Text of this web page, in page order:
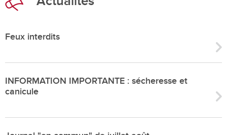
Feux interdits
INFORMATION IMPORTANTE : sécheresse et
canicule